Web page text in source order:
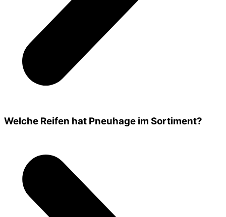
Welche Reifen hat Pneuhage im Sortiment?